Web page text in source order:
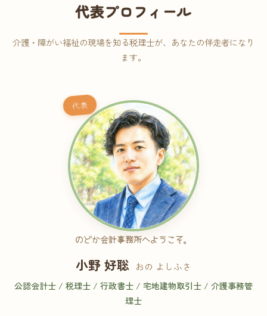
代表プロフィール
介護・障がい福祉の現場を知る税理士が、あなたの伴走者になり
ます。
代表
のどか会計事務所へようこそ。
小野 好聡 おの よしふさ
公認会計士 / 税理士 / 行政書士 / 宅地建物取引士 / 介護事務管
理士